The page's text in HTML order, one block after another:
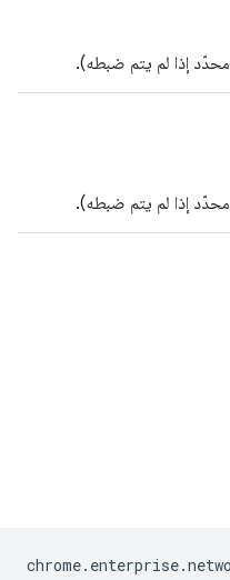
chrome. enterprise.